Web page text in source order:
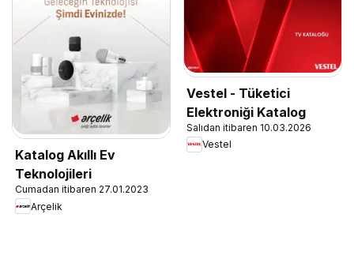
Katalog Akıllı Ev
Teknolojileri
Cumadan itibaren 27.01.2023
Arçelik
Vestel - Tüketici
Elektroniği Katalog
Salıdan itibaren 10.03.2026
Vestel